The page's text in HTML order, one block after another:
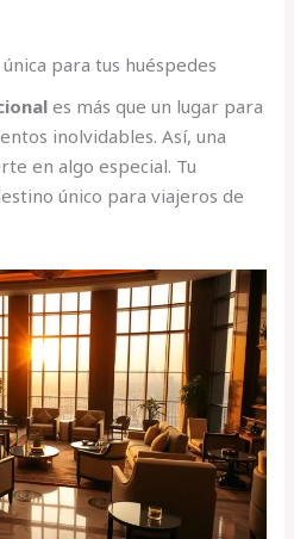
para tus huéspedes
es más que un lugar para
inolvidables. Así, una
en algo especial. Tu
único para viajeros de